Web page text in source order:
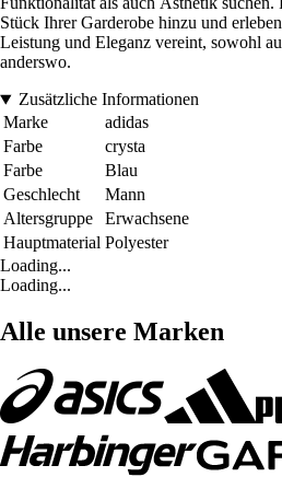
Stück Ihrer Garderobe hinzu und
Leistung und Eleganz vereint, sowohl
anderswo.
Zusätzliche Informationen
Marke
adidas
Farbe
crysta
Farbe
Blau
Geschlecht
Mann
Altersgruppe
Erwachsene
Hauptmaterial Polyester
Loading...
Loading...
Alle unsere Marken